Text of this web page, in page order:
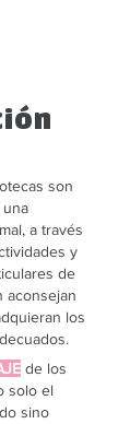
son
a través
y
de
aconsejan
los
de los
solo el
sino